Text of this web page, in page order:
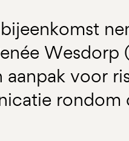
Wesdorp
aanpak voor